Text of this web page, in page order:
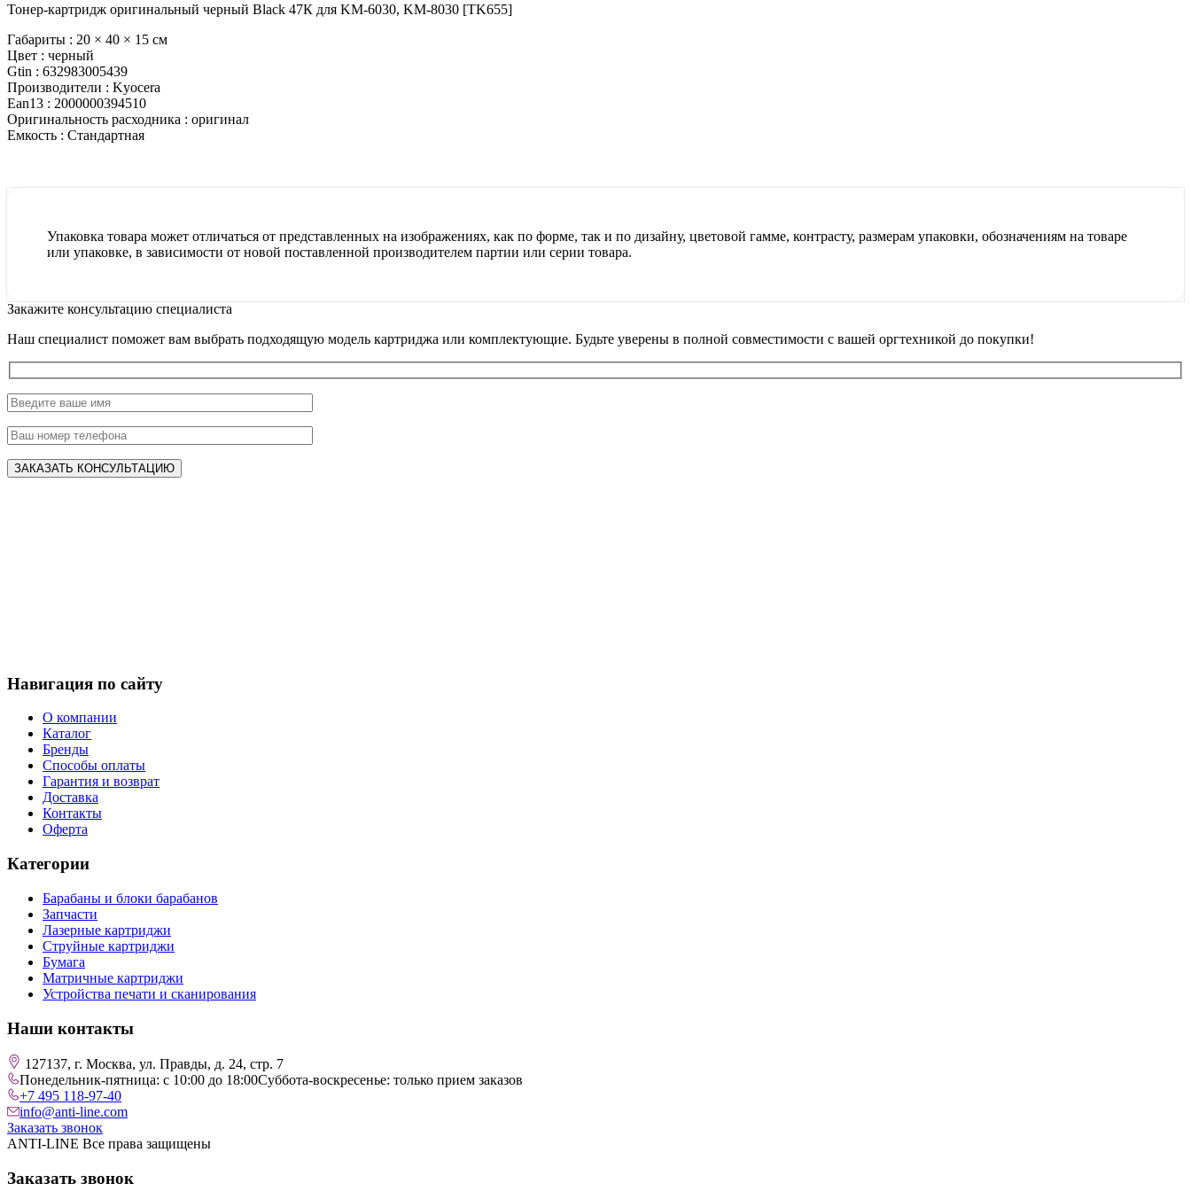
Тонер-картридж оригинальный черный Black 47К для KM-6030, KM-8030 [TK655]
Габариты : 20 × 40 × 15 см
Цвет : черный
Gtin : 632983005439
Производители : Kyocera
Ean13 : 2000000394510
Оригинальность расходника : оригинал
Емкость : Стандартная
Упаковка товара может отличаться от представленных на изображениях, как по форме, так и по дизайну, цветовой гамме, контрасту, размерам упаковки, обозначениям на товаре
или упаковке, в зависимости от новой поставленной производителем партии или серии товара.
Закажите консультацию специалиста
Наш специалист поможет вам выбрать подходящую модель картриджа или комплектующие. Будьте уверены в полной совместимости с вашей оргтехникой до покупки!
Навигация по сайту
О компании
Каталог
Бренды
Способы оплаты
Гарантия и возврат
Доставка
Контакты
Оферта
Категории
Барабаны и блоки барабанов
Запчасти
Лазерные картриджи
Струйные картриджи
Бумага
Матричные картриджи
Устройства печати и сканирования
Наши контакты
127137, г. Москва, ул. Правды, д. 24, стр. 7
Понедельник-пятница: с 10:00 до 18:00Суббота-воскресенье: только прием заказов
+7 495 118-97-40
info@anti-line.com
Заказать звонок
ANTI-LINE Все права защищены
Заказать звонок